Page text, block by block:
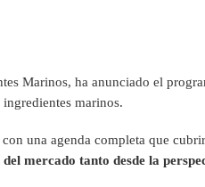
Marinos, ha anunciado el
marinos.
una agenda completa que
mercado tanto desde la